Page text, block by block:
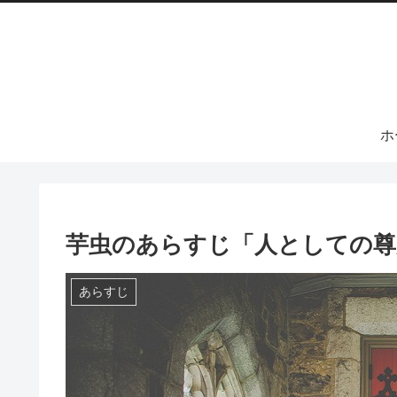
芋虫のあらすじ「人としての
あらすじ